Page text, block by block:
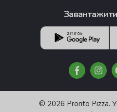
© 2026 Pronto Pizza.